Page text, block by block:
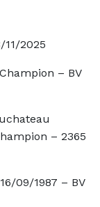
– BV
– 2365
09/1987 – BV